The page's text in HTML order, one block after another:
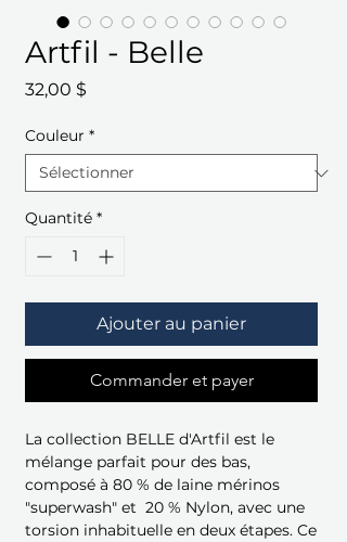
Artfil - Belle
32,00 $
Couleur *
Quantité *
Ajouter au panier
Commander et payer
La collection BELLE d'Artfil est le
mélange parfait pour des bas,
composé à 80 % de laine mérinos
"superwash" et 20 % Nylon, avec une
torsion inhabituelle en deux étapes. Ce